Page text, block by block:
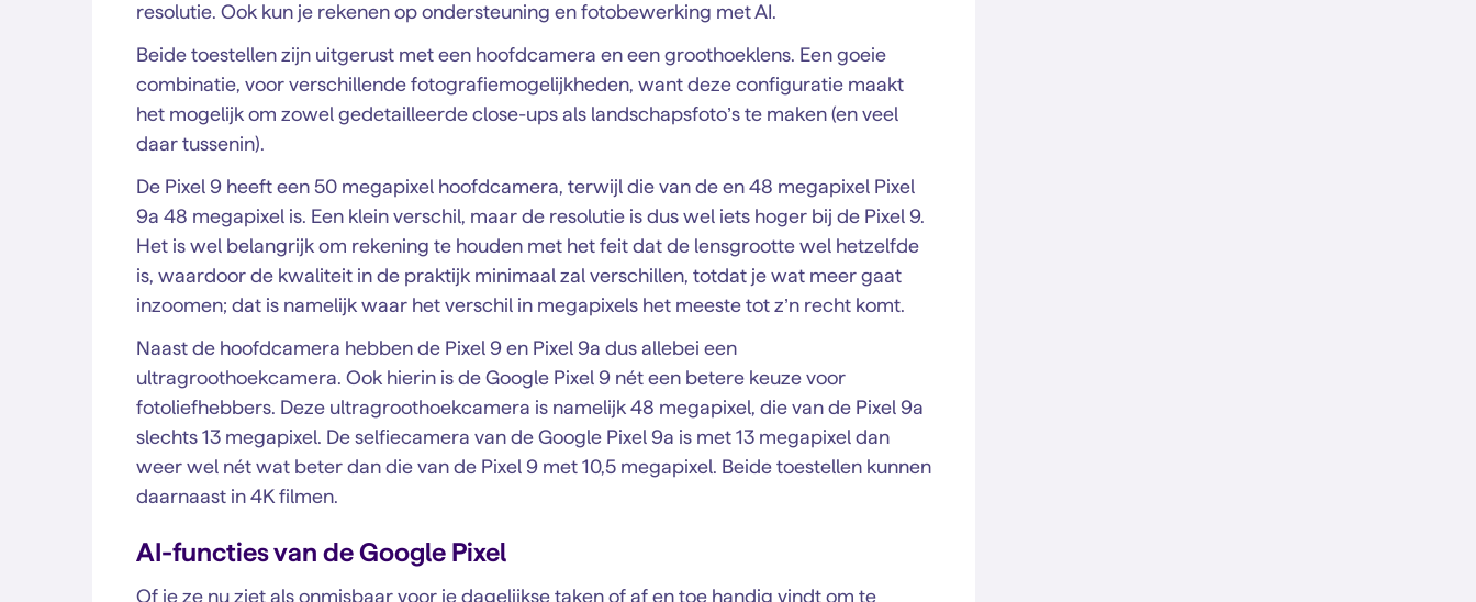
resolutie. Ook kun je rekenen op ondersteuning en fotobewerking met AI.
Beide toestellen zijn uitgerust met een hoofdcamera en een groothoeklens. Een goeie
combinatie, voor verschillende fotografiemogelijkheden, want deze configuratie maakt
het mogelijk om zowel gedetailleerde close-ups als landschapsfoto’s te maken (en veel
daar tussenin).
De Pixel 9 heeft een 50 megapixel hoofdcamera, terwijl die van de en 48 megapixel Pixel
9a 48 megapixel is. Een klein verschil, maar de resolutie is dus wel iets hoger bij de Pixel 9.
Het is wel belangrijk om rekening te houden met het feit dat de lensgrootte wel hetzelfde
is, waardoor de kwaliteit in de praktijk minimaal zal verschillen, totdat je wat meer gaat
inzoomen; dat is namelijk waar het verschil in megapixels het meeste tot z’n recht komt.
Naast de hoofdcamera hebben de Pixel 9 en Pixel 9a dus allebei een
ultragroothoekcamera. Ook hierin is de Google Pixel 9 nét een betere keuze voor
fotoliefhebbers. Deze ultragroothoekcamera is namelijk 48 megapixel, die van de Pixel 9a
slechts 13 megapixel. De selfiecamera van de Google Pixel 9a is met 13 megapixel dan
weer wel nét wat beter dan die van de Pixel 9 met 10,5 megapixel. Beide toestellen kunnen
daarnaast in 4K filmen.
AI-functies van de Google Pixel
Of je ze nu ziet als onmisbaar voor je dagelijkse taken of af en toe handig vindt om te